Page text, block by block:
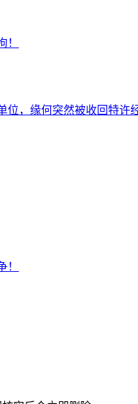
，缘何突然被收回特许